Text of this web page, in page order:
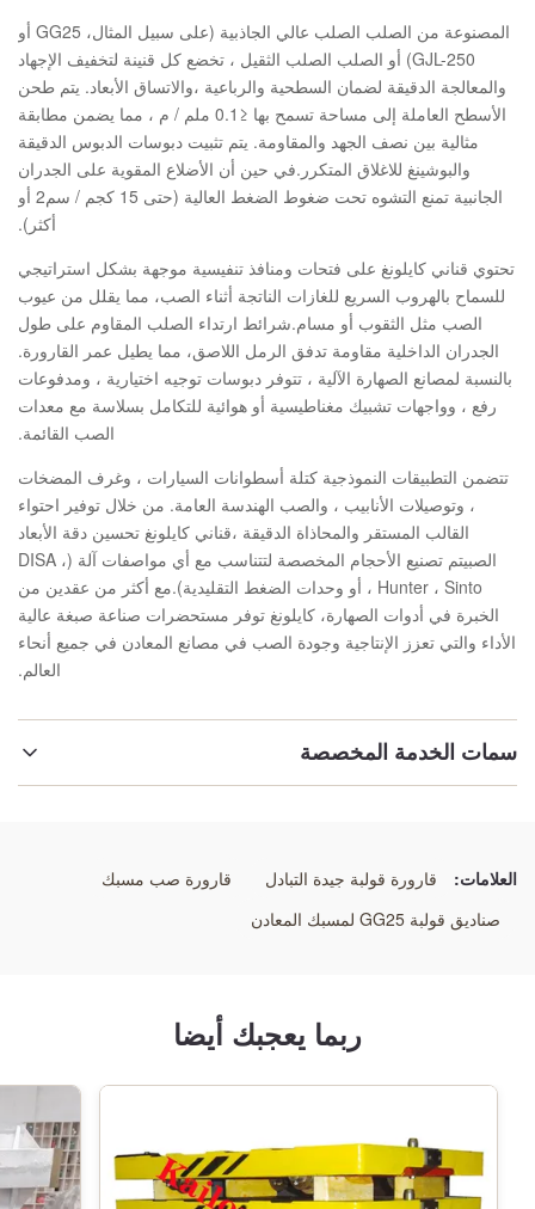
المصنوعة من الصلب الصلب عالي الجاذبية (على سبيل المثال، GG25 أو
GJL-250) أو الصلب الصلب الثقيل ، تخضع كل قنينة لتخفيف الإجهاد
والمعالجة الدقيقة لضمان السطحية والرباعية ،والاتساق الأبعاد. يتم طحن
الأسطح العاملة إلى مساحة تسمح بها ≤0.1 ملم / م ، مما يضمن مطابقة
مثالية بين نصف الجهد والمقاومة. يتم تثبيت دبوسات الدبوس الدقيقة
والبوشينغ للاغلاق المتكرر.في حين أن الأضلاع المقوية على الجدران
الجانبية تمنع التشوه تحت ضغوط الضغط العالية (حتى 15 كجم / سم2 أو
أكثر).
تحتوي قناني كايلونغ على فتحات ومنافذ تنفيسية موجهة بشكل استراتيجي
للسماح بالهروب السريع للغازات الناتجة أثناء الصب، مما يقلل من عيوب
الصب مثل الثقوب أو مسام.شرائط ارتداء الصلب المقاوم على طول
الجدران الداخلية مقاومة تدفق الرمل اللاصق، مما يطيل عمر القارورة.
بالنسبة لمصانع الصهارة الآلية ، تتوفر دبوسات توجيه اختيارية ، ومدفوعات
رفع ، وواجهات تشبيك مغناطيسية أو هوائية للتكامل بسلاسة مع معدات
الصب القائمة.
تتضمن التطبيقات النموذجية كتلة أسطوانات السيارات ، وغرف المضخات
، وتوصيلات الأنابيب ، والصب الهندسة العامة. من خلال توفير احتواء
القالب المستقر والمحاذاة الدقيقة ،قناني كايلونغ تحسين دقة الأبعاد
الصبيتم تصنيع الأحجام المخصصة لتتناسب مع أي مواصفات آلة (DISA ،
Hunter ، Sinto ، أو وحدات الضغط التقليدية).مع أكثر من عقدين من
الخبرة في أدوات الصهارة، كايلونغ توفر مستحضرات صناعة صبغة عالية
الأداء والتي تعزز الإنتاجية وجودة الصب في مصانع المعادن في جميع أنحاء
العالم.
سمات الخدمة المخصصة
الزجاجة المقاومة للاستعمال من الصلب المقاوم للاستعمال
العلامات: قارورة قولبة جيدة التبادل
قارورة صب مسبك
صناديق قولبة GG25 لمسبك المعادن
ربما يعجبك أيضا